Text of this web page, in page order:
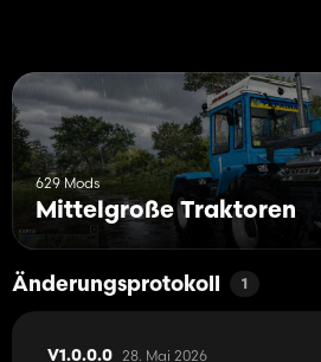
629 Mods
Mittelgroße Traktoren
Änderungsprotokoll 1
V1.0.0.0 28. Mai 2026